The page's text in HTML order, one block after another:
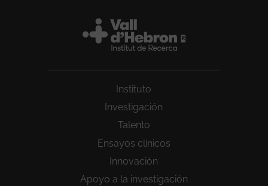
Instituto
Investigación
Talento
Ensayos clínicos
Innovación
Apoyo a la investigación